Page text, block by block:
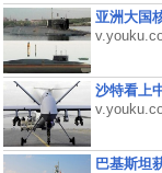
亚洲大国
沙特看上
巴基斯坦